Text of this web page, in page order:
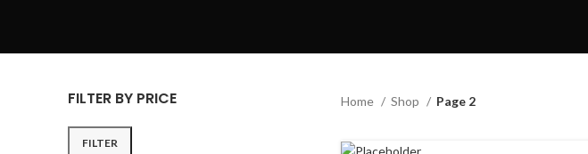
FILTER BY PRICE
FILTER
Home Shop Page 2